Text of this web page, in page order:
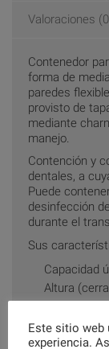
Valoraciones
Contenedor
forma de
paredes
provisto de
mediante
manejo.
Contención y
dentales, a
Puede
desinfección
durante el
Sus
Capacidad
Altura
Largo
Peso: 28 grs
Este sitio web
experiencia.